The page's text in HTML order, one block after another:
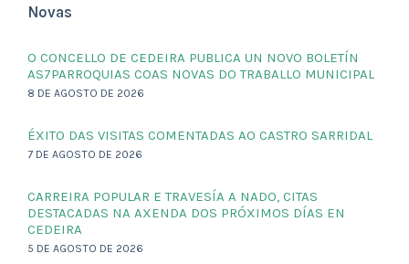
Novas
O CONCELLO DE CEDEIRA PUBLICA UN NOVO BOLETÍN
AS7PARROQUIAS COAS NOVAS DO TRABALLO MUNICIPAL
8 DE AGOSTO DE 2026
ÉXITO DAS VISITAS COMENTADAS AO CASTRO SARRIDAL
7 DE AGOSTO DE 2026
CARREIRA POPULAR E TRAVESÍA A NADO, CITAS
DESTACADAS NA AXENDA DOS PRÓXIMOS DÍAS EN
CEDEIRA
5 DE AGOSTO DE 2026